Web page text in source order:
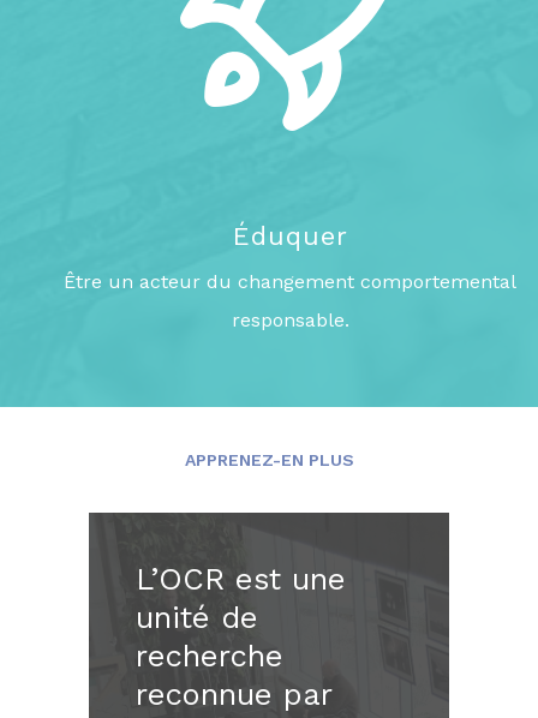
Éduquer
Être un acteur du changement comportemental
responsable.
APPRENEZ-EN PLUS
L’OCR est une
unité de
recherche
reconnue par